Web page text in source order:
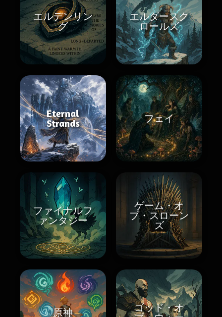
エルデンリン
グ
エルダースク
ロールズ
Eternal
Strands
フェイ
ファイナルフ
ァンタジー
ゲーム・オ
ブ・スローン
ズ
原神
ゴッド・オ